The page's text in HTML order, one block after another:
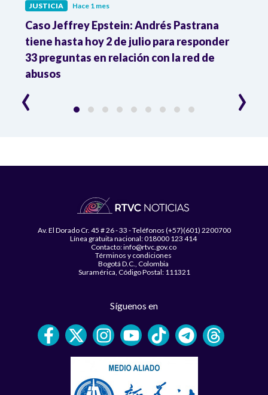
JUSTICIA Hace 1 mes
Caso Jeffrey Epstein: Andrés Pastrana
tiene hasta hoy 2 de julio para responder
33 preguntas en relación con la red de
abusos
‹ ›
Av. El Dorado Cr. 45 # 26 - 33 - Teléfonos (+57)(601) 2200700
Línea gratuita nacional: 018000 123 414
Contacto: info@rtvc.gov.co
Términos y condiciones
Bogotá D.C., Colombia
Suramérica, Código Postal: 111321
Síguenos en